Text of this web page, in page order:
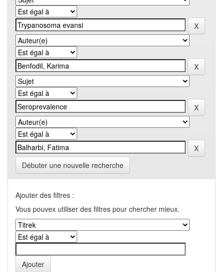
Débuter une nouvelle recherche
Ajouter des filtres :
Vous pouvex utiliser des filtres pour chercher mieux.